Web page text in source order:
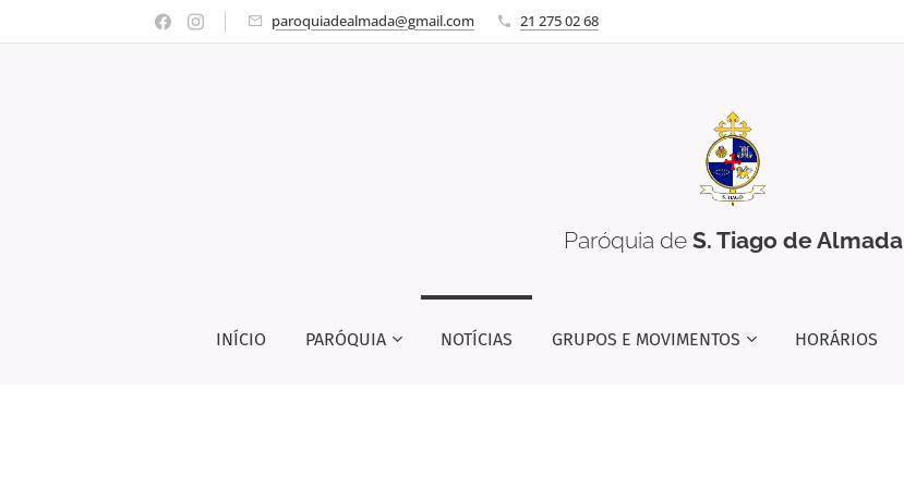
paroquiadealmada@gmail.com 21 275 02 68
Paróquia de S. Tiago de Almada
INÍCIO PARÓQUIA NOTÍCIAS GRUPOS E MOVIMENTOS HORÁRIOS